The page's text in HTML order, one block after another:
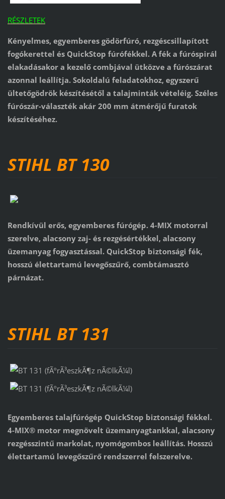
RÉSZLETEK
Kényelmes, egyemberes gödörfúró, rezgéscsillapított
fogókerettel és QuickStop fúrófékkel. A fék a fúróspirál
elakadásakor a kezelő combjával ütközve a fúrószárat
azonnal leállítja. Sokoldalú feladatokhoz, egyszerű
ültetőgödrök készítésétől a talajminták vételéig. Széles
fúrószár-választék akár 200 mm átmérőjű furatok
készítéséhez.
STIHL BT 130
Rendkívül erős, egyemberes fúrógép. 4-MIX motorral
szerelve, alacsony zaj- és rezgésértékkel, alacsony
üzemanyag fogyasztással. QuickStop biztonsági fék,
hosszú élettartamú levegőszűrő, combtámasztó
párnázat.
STIHL BT 131
Egyemberes talajfúrógép QuickStop biztonsági fékkel.
4-MIX® motor megnövelt üzemanyagtankkal, alacsony
rezgésszintű markolat, nyomógombos leállítás. Hosszú
élettartamú levegőszűrő rendszerrel felszerelve.